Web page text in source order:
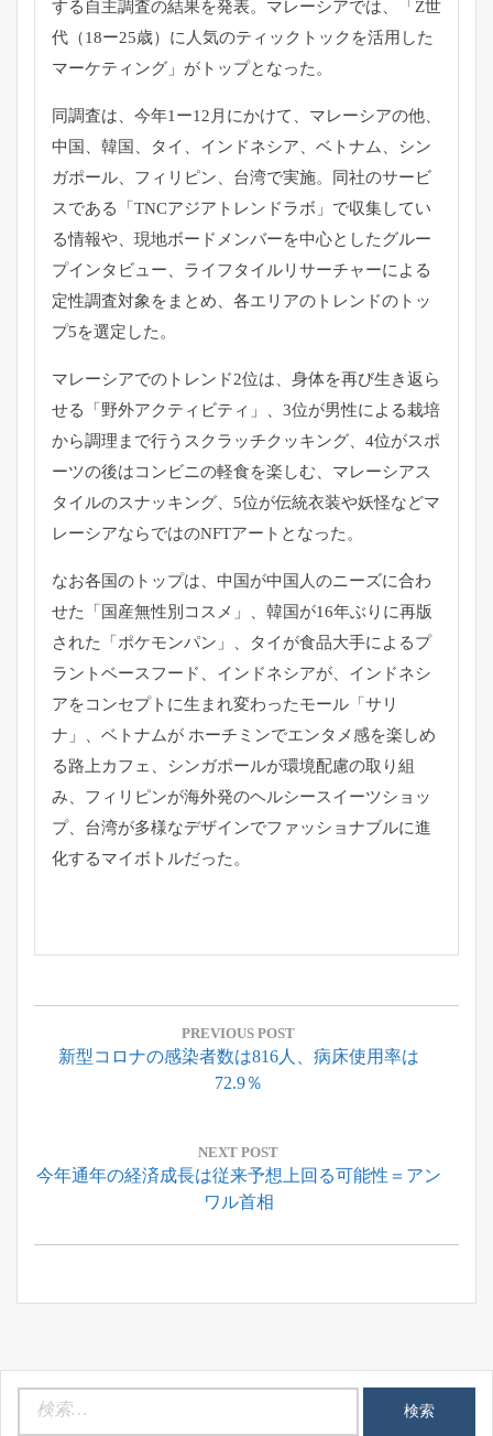
する自主調査の結果を発表。マレーシアでは、「Z世
代（18ー25歳）に人気のティックトックを活用した
マーケティング」がトップとなった。
同調査は、今年1ー12月にかけて、マレーシアの他、
中国、韓国、タイ、インドネシア、ベトナム、シン
ガポール、フィリピン、台湾で実施。同社のサービ
スである「TNCアジアトレンドラボ」で収集してい
る情報や、現地ボードメンバーを中心としたグルー
プインタビュー、ライフタイルリサーチャーによる
定性調査対象をまとめ、各エリアのトレンドのトッ
プ5を選定した。
マレーシアでのトレンド2位は、身体を再び生き返ら
せる「野外アクティビティ」、3位が男性による栽培
から調理まで行うスクラッチクッキング、4位がスポ
ーツの後はコンビニの軽食を楽しむ、マレーシアス
タイルのスナッキング、5位が伝統衣装や妖怪などマ
レーシアならではのNFTアートとなった。
なお各国のトップは、中国が中国人のニーズに合わ
せた「国産無性別コスメ」、韓国が16年ぶりに再版
された「ポケモンパン」、タイが食品大手によるプ
ラントベースフード、インドネシアが、インドネシ
アをコンセプトに生まれ変わったモール「サリ
ナ」、ベトナムが ホーチミンでエンタメ感を楽しめ
る路上カフェ、シンガポールが環境配慮の取り組
み、フィリピンが海外発のヘルシースイーツショッ
プ、台湾が多様なデザインでファッショナブルに進
化するマイボトルだった。
投
ナ
シ
ン
PREVIOUS POST
Previous
新型コロナの感染者数は816人、病床使用率は
72.9％
NEXT POST
Next
今年通年の経済成長は従来予想上回る可能性＝アン
ワル首相